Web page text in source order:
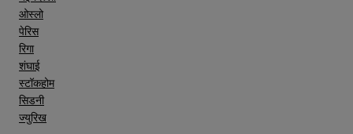
ओस्लो
पेरिस
रिगा
शंघाई
स्टॉकहोम
सिडनी
ज्युरिख